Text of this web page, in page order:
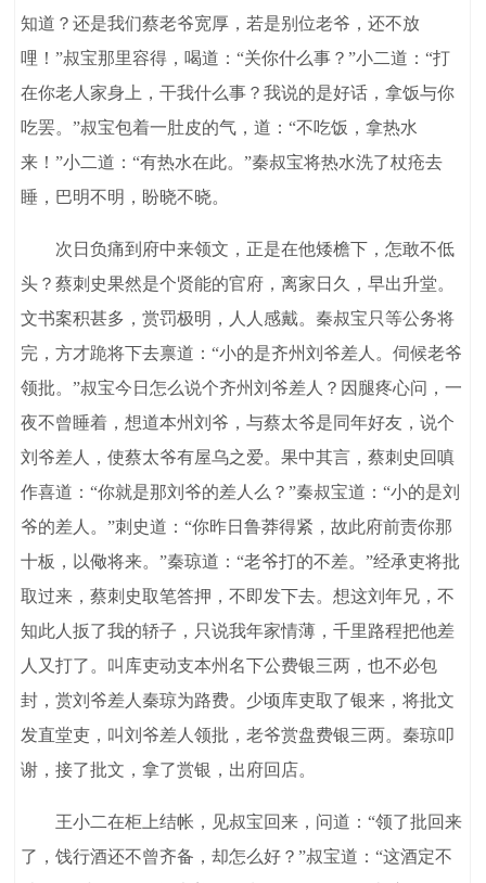
知道？还是我们蔡老爷宽厚，若是别位老爷，还不放
哩！”叔宝那里容得，喝道：“关你什么事？”小二道：“打
在你老人家身上，干我什么事？我说的是好话，拿饭与你
吃罢。”叔宝包着一肚皮的气，道：“不吃饭，拿热水
来！”小二道：“有热水在此。”秦叔宝将热水洗了杖疮去
睡，巴明不明，盼晓不晓。
次日负痛到府中来领文，正是在他矮檐下，怎敢不低
头？蔡刺史果然是个贤能的官府，离家日久，早出升堂。
文书案积甚多，赏罚极明，人人感戴。秦叔宝只等公务将
完，方才跪将下去禀道：“小的是齐州刘爷差人。伺候老爷
领批。”叔宝今日怎么说个齐州刘爷差人？因腿疼心问，一
夜不曾睡着，想道本州刘爷，与蔡太爷是同年好友，说个
刘爷差人，使蔡太爷有屋乌之爱。果中其言，蔡刺史回嗔
作喜道：“你就是那刘爷的差人么？”秦叔宝道：“小的是刘
爷的差人。”刺史道：“你昨日鲁莽得紧，故此府前责你那
十板，以儆将来。”秦琼道：“老爷打的不差。”经承吏将批
取过来，蔡刺史取笔答押，不即发下去。想这刘年兄，不
知此人扳了我的轿子，只说我年家情薄，千里路程把他差
人又打了。叫库吏动支本州名下公费银三两，也不必包
封，赏刘爷差人秦琼为路费。少顷库吏取了银来，将批文
发直堂吏，叫刘爷差人领批，老爷赏盘费银三两。秦琼叩
谢，接了批文，拿了赏银，出府回店。
王小二在柜上结帐，见叔宝回来，问道：“领了批回来
了，饯行酒还不曾齐备，却怎么好？”叔宝道：“这酒定不